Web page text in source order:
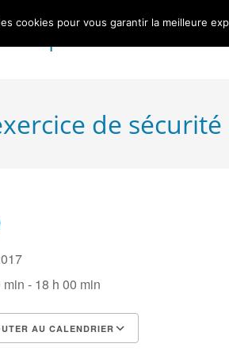
de
min - 18 h 00 min
AU CALENDRIER
cookies pour vous garantir la meilleure